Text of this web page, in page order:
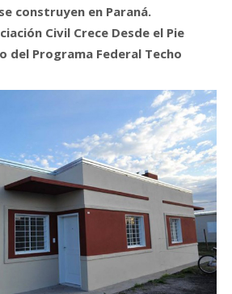
construyen en Paraná.
Civil Crece Desde el Pie
del Programa Federal Techo